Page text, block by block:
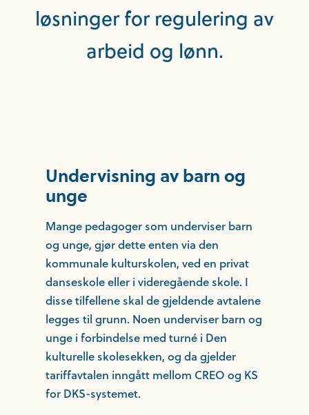
løsninger for regulering av
arbeid og lønn.
Undervisning av barn og
unge
Mange pedagoger som underviser barn
og unge, gjør dette enten via den
kommunale kulturskolen, ved en privat
danseskole eller i videregående skole. I
disse tilfellene skal de gjeldende avtalene
legges til grunn. Noen underviser barn og
unge i forbindelse med turné i Den
kulturelle skolesekken, og da gjelder
tariffavtalen inngått mellom CREO og KS
for DKS-systemet.